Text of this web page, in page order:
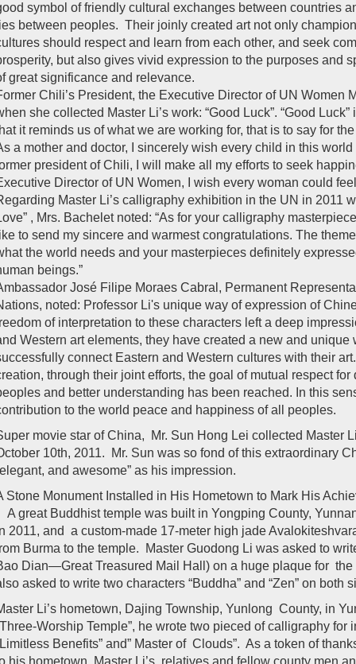
symbol of friendly cultural exchanges between countries
between peoples. Their joinly created art not only
should respect and learn from each other, and seek
but also gives vivid expression to the purposes and
great significance and relevance.
Chili’s President, the Executive Director of UN Women
she collected Master Li’s work: “Good Luck”. “Good
it reminds us of what we are working for, that is to say for
a mother and doctor, I sincerely wish every child in this
president of Chili, I will make all my efforts to seek
Director of UN Women, I wish every woman could
Master Li’s calligraphy exhibition in the UN in 2011
, Mrs. Bachelet noted: “As for your calligraphy
to send my sincere and warmest congratulations. The
the world needs and your masterpieces definitely
beings.”
José Filipe Moraes Cabral, Permanent
noted: Professor Li's unique way of expression of
of interpretation to these characters left a deep
Western art elements, they have created a new and unique
connect Eastern and Western cultures with their
through their joint efforts, the goal of mutual respect
and better understanding has been reached. In this
to the world peace and happiness of all peoples.
movie star of China, Mr. Sun Hong Lei collected Master
10th, 2011. Mr. Sun was so fond of this extraordinary
and awesome” as his impression.
Stone Monument Installed in His Hometown to Mark His
great Buddhist temple was built in Yongping County,
2011, and a custom-made 17-meter high jade
Burma to the temple. Master Guodong Li was asked to
Dian—Great Treasured Mail Hall) on a huge plaque for the
asked to write two characters “Buddha” and “Zen” on both
Li’s hometown, Dajing Township, Yunlong County, in
Worship Temple”, he wrote two pieced of calligraphy for
Benefits” and” Master of Clouds”. As a token of